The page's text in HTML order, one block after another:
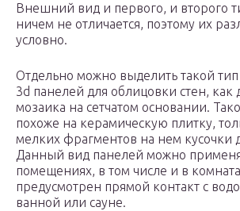
Внешний вид и первого, и второго
ничем не отличается, поэтому их
условно.
Отдельно можно выделить такой
3d панелей для облицовки стен, как
мозаика на сетчатом основании.
похоже на керамическую плитку,
мелких фрагментов на нем кусочки
Данный вид панелей можно
помещениях, в том числе и в
предусмотрен прямой контакт с
ванной или сауне.